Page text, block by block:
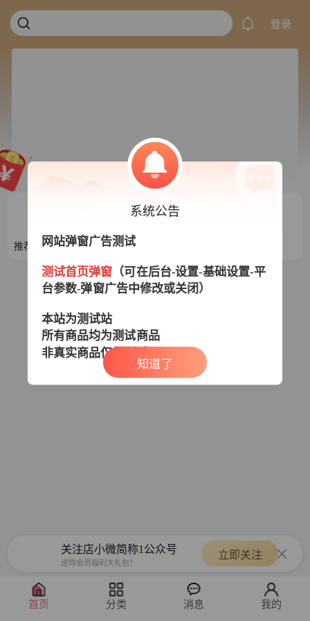
登录
推荐目录1 推荐目录2 推荐目录3
关注店小微简称1公众号
送你会员福利大礼包！
立即关注
系统公告
网站弹窗广告测试
测试首页弹窗 （可在后台-设置-基础设置-平
台参数-弹窗广告中修改或关闭）
本站为测试站
所有商品均为测试商品
非真实商品仅供测试
知道了
首页 分类 消息 我的